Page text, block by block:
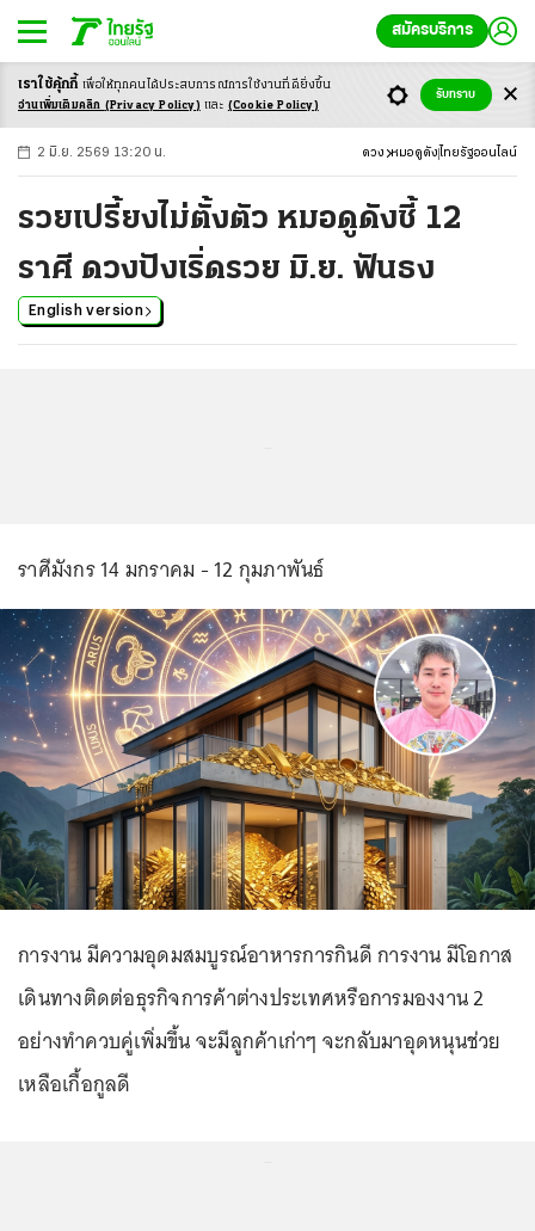
สมัครบริการ
-ก ก ก+
2 มิ.ย. 2569 13:20 น. ดวง หมอดูดัง ไทยรัฐออนไลน์
รวยเปรี้ยงไม่ตั้งตัว หมอดูดังชี้ 12
ราศี ดวงปังเริ่ดรวย มิ.ย. ฟันธง
English version
ราศีมังกร 14 มกราคม - 12 กุมภาพันธ์
การงาน มีความอุดมสมบูรณ์อาหารการกินดี การงาน มีโอกาส
เดินทางติดต่อธุรกิจการค้าต่างประเทศหรือการมองงาน 2
อย่างทำควบคู่เพิ่มขึ้น จะมีลูกค้าเก่าๆ จะกลับมาอุดหนุนช่วย
เหลือเกื้อกูลดี
เราใช้คุ้กกี้ เพื่อให้ทุกคนได้ประสบการณ์การใช้งานที่ดียิ่งขึ้น
อ่านเพิ่มเติมคลิก (Privacy Policy) และ (Cookie Policy)
รับทราบ